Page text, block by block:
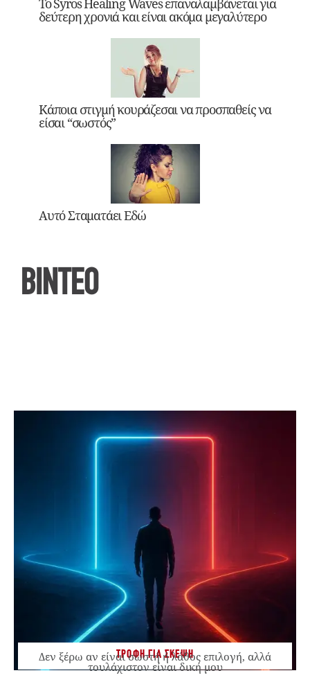
Το Syros Healing Waves επαναλαμβάνεται για
δεύτερη χρονιά και είναι ακόμα μεγαλύτερο
Κάποια στιγμή κουράζεσαι να προσπαθείς να
είσαι “σωστός”
Αυτό Σταματάει Εδώ
ΒΙΝΤΕΟ
ΤΡΟΦΗ ΓΙΑ ΣΚΕΨΗ
Δεν ξέρω αν είναι σωστή ή λάθος επιλογή, αλλά
τουλάχιστον είναι δική μου